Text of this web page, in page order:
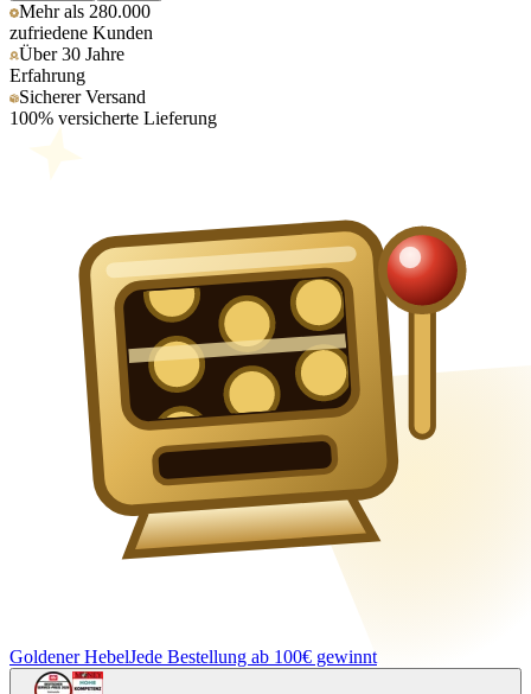
Mehr als 280.000
zufriedene Kunden
Über 30 Jahre
Erfahrung
Sicherer Versand
100% versicherte Lieferung
Goldener HebelJede Bestellung ab 100€ gewinnt